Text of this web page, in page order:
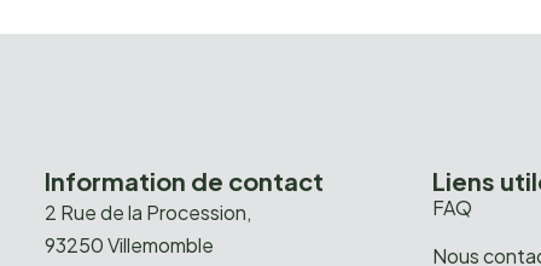
Information de contact
2 Rue de la Procession,
93250 Villemomble
Liens
FAQ
Nous